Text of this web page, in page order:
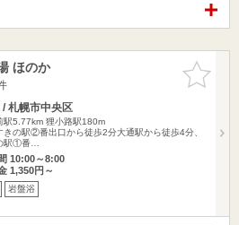
お気に入
りに追加
ほのか
/ 札幌市中央区
駅5.77km 狸小路駅180m
きの駅②番出口から徒歩2分大通駅から徒歩4分、
駅①番…
10:00～8:00
1,350円～
岩盤浴